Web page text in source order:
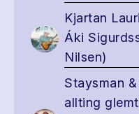
Kjartan
Áki
Nilsen)
Staysman
allting